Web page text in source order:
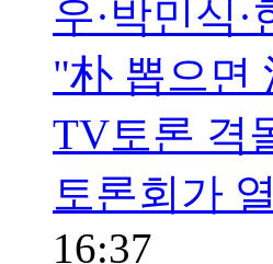
우·박민식
"朴 뽑으면
TV토론 격
토론회가
16:37